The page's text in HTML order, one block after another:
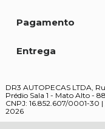
Pagamento
Entrega
DR3 AUTOPECAS LTDA,
Prédio Sala 1 - Mato Alto -
CNPJ: 16.852.607/0001-30
2026